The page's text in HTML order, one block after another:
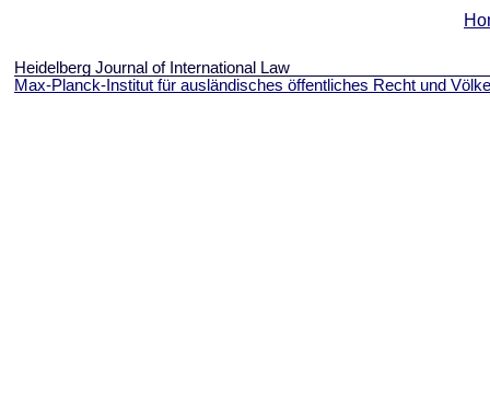
Heidelberg Journal of International Law
Max-Planck-Institut für ausländisches öffentliches Recht und